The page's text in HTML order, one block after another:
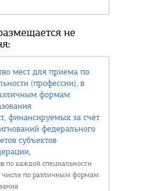
не
мест для приема по
(профессии), в
формам
финансируемых за счёт
федерального
субъектов
по каждой специальности
числе по различным формам